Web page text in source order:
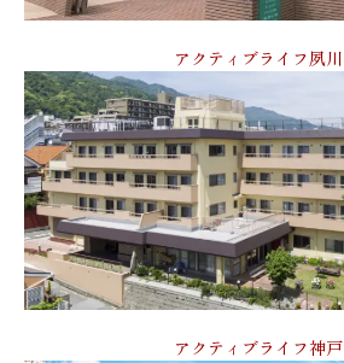
アクティブライフ夙川
アクティブライフ神戸